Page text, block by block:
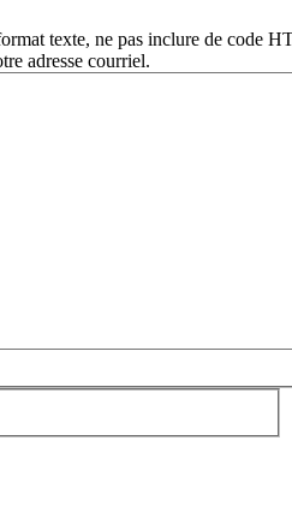
texte, ne pas inclure de code
adresse courriel.